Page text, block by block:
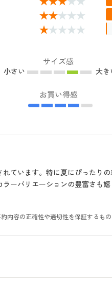
サイズ感
小さい 大き
お買い得感
ています。特に夏にぴったり
ーバリエーションの豊富さも
容の正確性や適切性を保証するも